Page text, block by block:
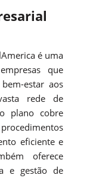
é uma
que
estar aos
rede de
plano cobre
eficiente e
oferece
e gestão de